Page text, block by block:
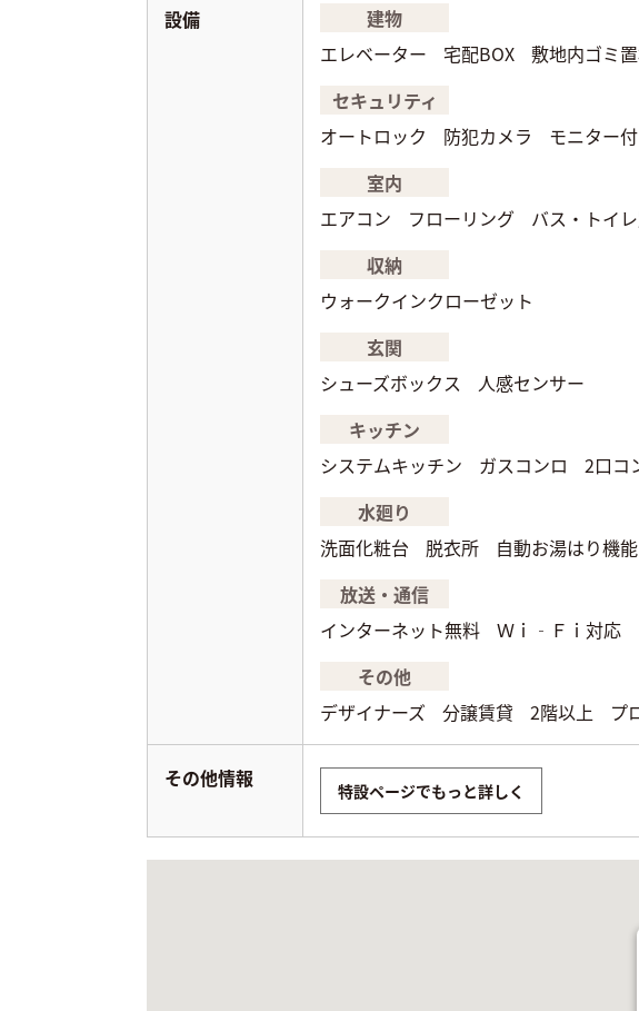
設備
建物
エレベーター
宅配BOX 敷地内ゴミ
セキュリティ
オートロック
防犯カメラ モニター
室内
エアコン
フローリング バス・トイ
収納
ウォークインクローゼット
玄関
シューズボックス
人感センサー
キッチン
システムキッチン
ガスコンロ
2口コ
水廻り
洗面化粧台
脱衣所 自動お湯はり機能
放送・通信
インターネット無料
Ｗｉ‐Ｆｉ対応
その他
デザイナーズ
分譲賃貸 2階以上 プ
その他情報 特設ページでもっと詳しく